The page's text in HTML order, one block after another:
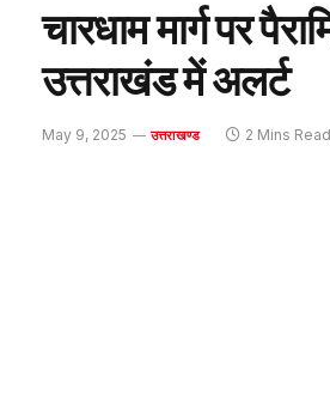
चारधाम मार्ग पर
उत्तराखंड में अलर्ट
May 9, 2025 उत्तराखण्ड 2 Mins Read